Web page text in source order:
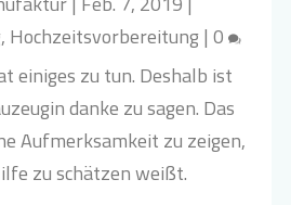
, Hochzeitsvorbereitung|0
einiges zu tun. Deshalb ist
danke zu sagen. Das
Aufmerksamkeit zu zeigen,
zu schätzen weißt.